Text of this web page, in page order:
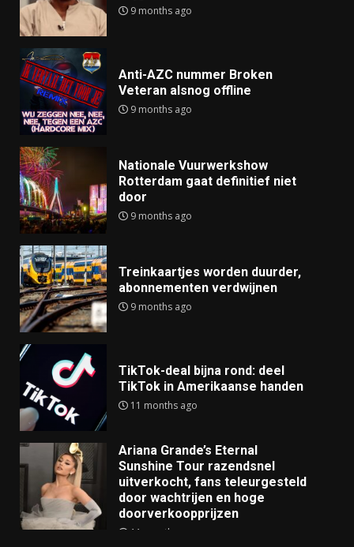
9 months ago
Anti-AZC nummer Broken
Veteran alsnog offline
9 months ago
Nationale Vuurwerkshow
Rotterdam gaat definitief niet
door
9 months ago
Treinkaartjes worden duurder,
abonnementen verdwijnen
9 months ago
TikTok-deal bijna rond: deel
TikTok in Amerikaanse handen
11 months ago
Ariana Grande’s Eternal
Sunshine Tour razendsnel
uitverkocht, fans teleurgesteld
door wachtrijen en hoge
doorverkoopprijzen
11 months ago